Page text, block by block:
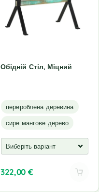
Обідній Стіл, Міцний
перероблена деревина
сире мангове дерево
322,00 €